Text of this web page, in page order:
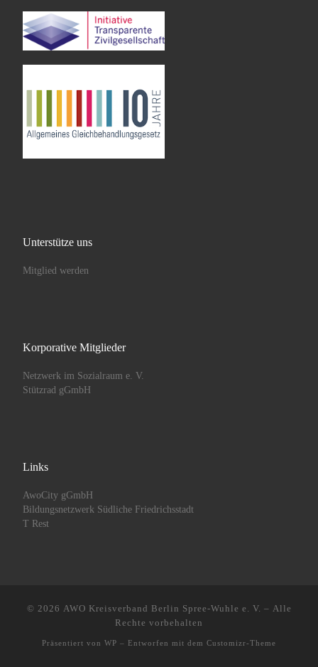
Unterstütze uns
Mitglied werden
Korporative Mitglieder
Netzwerk im Sozialraum e. V.
Stützrad gGmbH
Links
AwoCity gGmbH
Bildungsnetzwerk Südliche Friedrichsstadt
T Rest
© 2026 AWO Kreisverband Berlin Spree-Wuhle e. V. – Alle
Rechte vorbehalten
Präsentiert von WP – Entworfen mit dem Customizr-Theme